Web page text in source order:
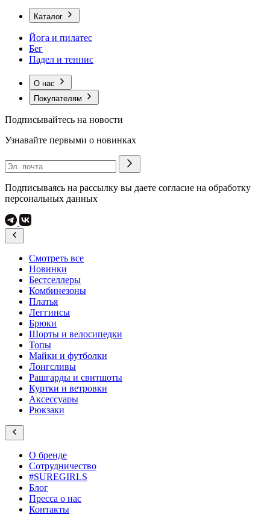
Каталог
Йога и пилатес
Бег
Падел и теннис
О нас
Покупателям
Подписывайтесь на новости
Узнавайте первыми о новинках
Подписываясь на рассылку вы даете согласие на обработку
персональных данных
Смотреть все
Новинки
Бестселлеры
Комбинезоны
Платья
Леггинсы
Брюки
Шорты и велосипедки
Топы
Майки и футболки
Лонгсливы
Рашгарды и свитшоты
Куртки и ветровки
Аксессуары
Рюкзаки
О бренде
Сотрудничество
#SUREGIRLS
Блог
Пресса о нас
Контакты